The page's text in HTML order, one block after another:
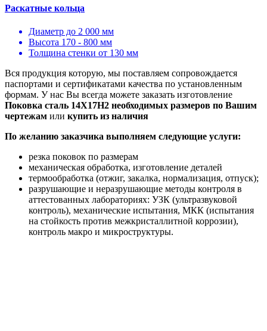
Раскатные кольца
Диаметр до 2 000 мм
Высота 170 - 800 мм
Толщина стенки от 130 мм
Вся продукция которую, мы поставляем сопровождается
паспортами и сертификатами качества по установленным
формам. У нас Вы всегда можете заказать изготовление
Поковка сталь 14Х17Н2 необходимых размеров по Вашим
чертежам или купить из наличия
По желанию заказчика выполняем следующие услуги:
резка поковок по размерам
механическая обработка, изготовление деталей
термообработка (отжиг, закалка, нормализация, отпуск);
разрушающие и неразрушающие методы контроля в
аттестованных лабораториях: УЗК (ультразвуковой
контроль), механические испытания, МКК (испытания
на стойкость против межкристаллитной коррозии),
контроль макро и микроструктуры.